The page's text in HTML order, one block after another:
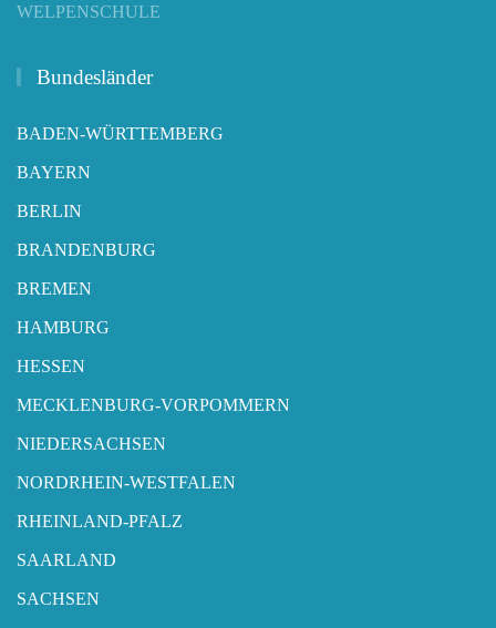
WELPENSCHULE
Bundesländer
BADEN-WÜRTTEMBERG
BAYERN
BERLIN
BRANDENBURG
BREMEN
HAMBURG
HESSEN
MECKLENBURG-VORPOMMERN
NIEDERSACHSEN
NORDRHEIN-WESTFALEN
RHEINLAND-PFALZ
SAARLAND
SACHSEN